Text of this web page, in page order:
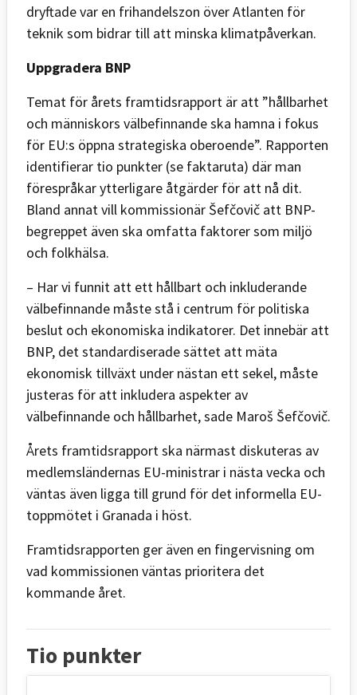
dryftade var en frihandelszon över Atlanten för
teknik som bidrar till att minska klimatpåverkan.
Uppgradera BNP
Temat för årets framtidsrapport är att ”hållbarhet
och människors välbefinnande ska hamna i fokus
för EU:s öppna strategiska oberoende”. Rapporten
identifierar tio punkter (se faktaruta) där man
förespråkar ytterligare åtgärder för att nå dit.
Bland annat vill kommissionär Šefčovič att BNP-
begreppet även ska omfatta faktorer som miljö
och folkhälsa.
– Har vi funnit att ett hållbart och inkluderande
välbefinnande måste stå i centrum för politiska
beslut och ekonomiska indikatorer. Det innebär att
BNP, det standardiserade sättet att mäta
ekonomisk tillväxt under nästan ett sekel, måste
justeras för att inkludera aspekter av
välbefinnande och hållbarhet, sade Maroš Šefčovič.
Årets framtidsrapport ska närmast diskuteras av
medlemsländernas EU-ministrar i nästa vecka och
väntas även ligga till grund för det informella EU-
toppmötet i Granada i höst.
Framtidsrapporten ger även en fingervisning om
vad kommissionen väntas prioritera det
kommande året.
Tio punkter